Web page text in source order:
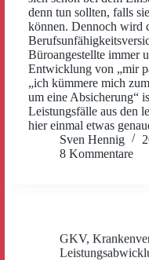
denn tun sollten, falls
können. Dennoch wird
Büroangestellte immer
Entwicklung von „mir
„ich kümmere mich
um eine Absicherung“
Leistungsfälle aus den
hier einmal etwas
Sven Hennig
8 Kommentare
GKV,